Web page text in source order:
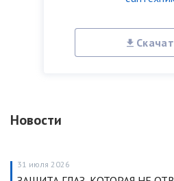
Новости
31 июля 2026